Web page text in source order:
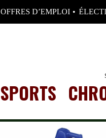
OFFRES D’EMPLOI
SPORTS